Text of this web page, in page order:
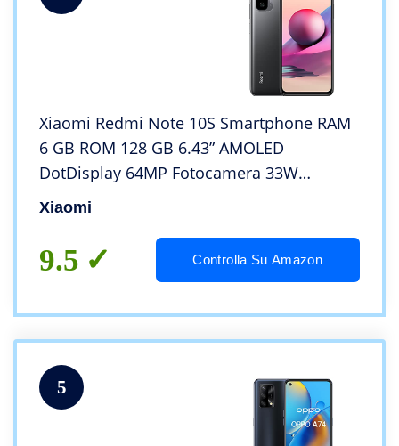
Xiaomi Redmi Note 10S Smartphone RAM
6 GB ROM 128 GB 6.43” AMOLED
DotDisplay 64MP Fotocamera 33W
Ricarica rapida 5000mAh (typ) Batteria
Xiaomi
9.5 Controlla Su Amazon
5